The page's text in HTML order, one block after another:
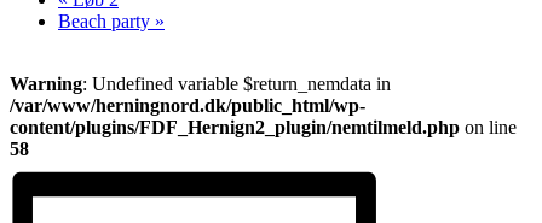
Beach party »
Warning: Undefined variable $return_nemdata in
/var/www/herningnord.dk/public_html/wp-
content/plugins/FDF_Hernign2_plugin/nemtilmeld.php on line
58